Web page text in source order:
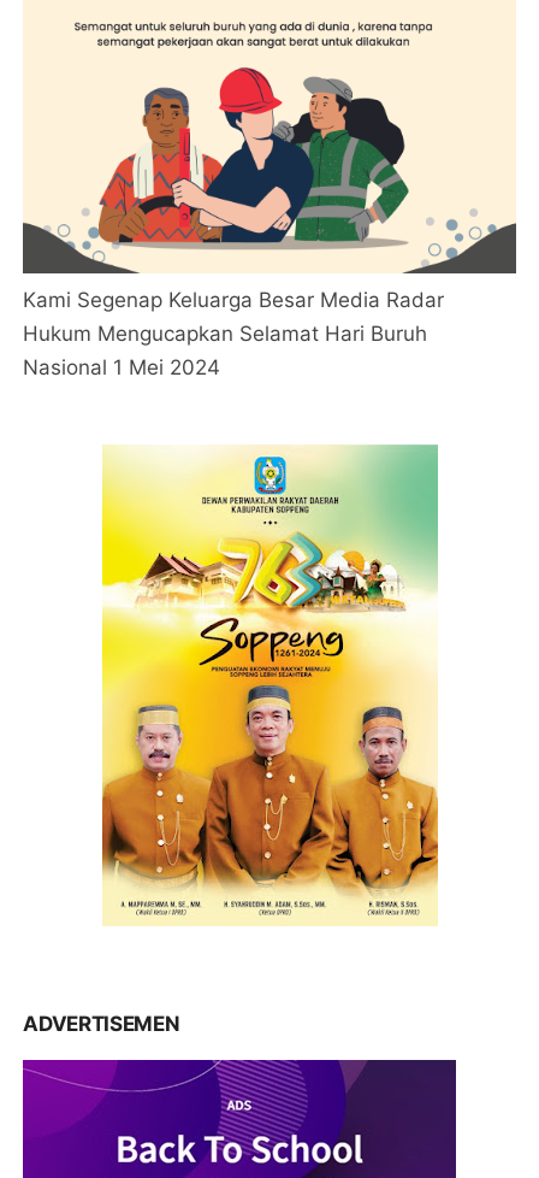
Kami Segenap Keluarga Besar Media Radar
Hukum Mengucapkan Selamat Hari Buruh
Nasional 1 Mei 2024
ADVERTISEMEN